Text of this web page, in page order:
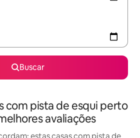
Buscar
com pista de esqui perto
avaliações